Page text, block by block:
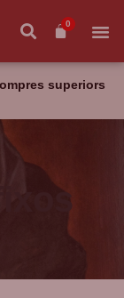
0
superiors